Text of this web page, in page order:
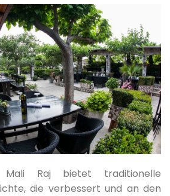
Mali Raj bietet traditionelle
die verbessert und an den